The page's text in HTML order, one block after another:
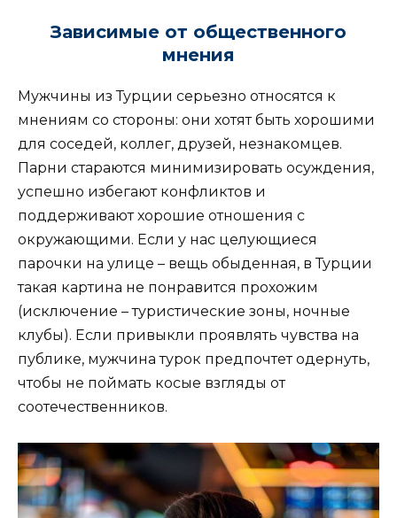
Зависимые от общественного
мнения
Мужчины из Турции серьезно относятся к
мнениям со стороны: они хотят быть хорошими
для соседей, коллег, друзей, незнакомцев.
Парни стараются минимизировать осуждения,
успешно избегают конфликтов и
поддерживают хорошие отношения с
окружающими. Если у нас целующиеся
парочки на улице – вещь обыденная, в Турции
такая картина не понравится прохожим
(исключение – туристические зоны, ночные
клубы). Если привыкли проявлять чувства на
публике, мужчина турок предпочтет одернуть,
чтобы не поймать косые взгляды от
соотечественников.